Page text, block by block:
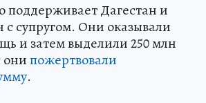
поддерживает Дагестан и
супругом. Они оказывали
и затем выделили 250 млн
онипожертвовали
.